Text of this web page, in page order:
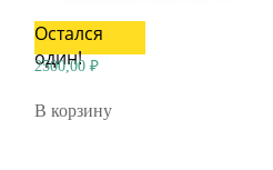
Остался
один!
2500,00 ₽
В корзину